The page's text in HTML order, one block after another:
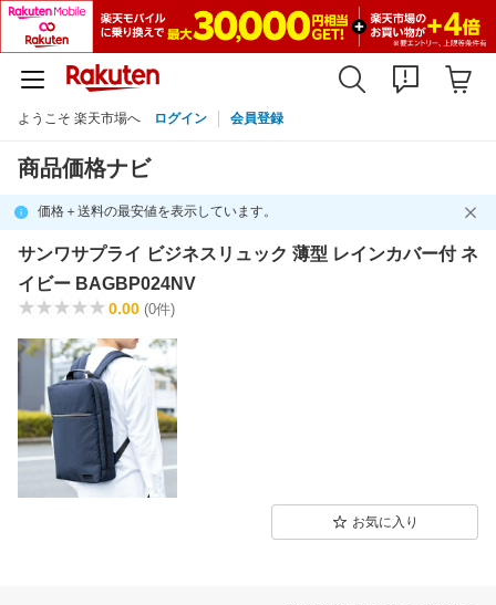
ようこそ 楽天市場へ ログイン 会員登録
商品価格ナビ
価格＋送料の最安値を表示しています。
サンワサプライ ビジネスリュック 薄型 レインカバー付 ネ
イビー BAGBP024NV
0.00 (0件)
お気に入り